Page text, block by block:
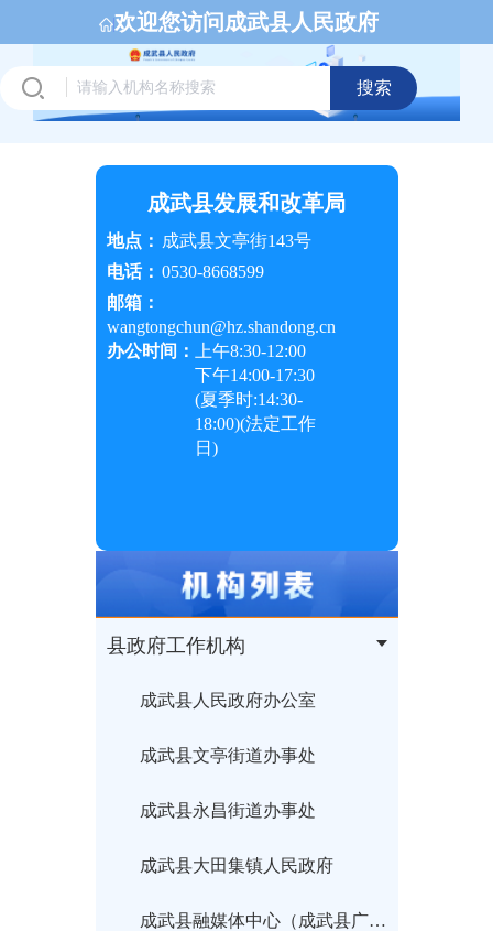
欢迎您访问成武县人民政府
搜索
成武县发展和改革局
地点： 成武县文亭街143号
电话： 0530-8668599
邮箱：
wangtongchun@hz.shandong.cn
办公时间：
上午8:30-12:00
下午14:00-17:30
(夏季时:14:30-
18:00)(法定工作
日)
县政府工作机构
成武县人民政府办公室
成武县文亭街道办事处
成武县永昌街道办事处
成武县大田集镇人民政府
成武县融媒体中心（成武县广播电视台）